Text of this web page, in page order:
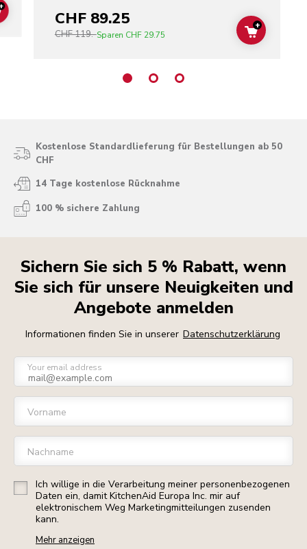
ADD TO CARTCHF 89.25
CHF 119.-Sparen CHF 29.75 ADD TO
+
Kostenlose Standardlieferung für Bestellungen ab 50
CHF
14 Tage kostenlose Rücknahme
100 % sichere Zahlung
Sichern Sie sich 5 % Rabatt, wenn
Sie sich für unsere Neuigkeiten und
Angebote anmelden
Informationen finden Sie in unserer Datenschutzerklärung
Your email address
Vorname
Nachname
Ich willige in die Verarbeitung meiner personenbezogenen
Daten ein, damit KitchenAid Europa Inc. mir auf
elektronischem Weg Marketingmitteilungen zusenden
kann.
Mehr anzeigen